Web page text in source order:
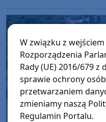
W związku z
Rozporządzenia
Rady (UE) 2016/679 z
sprawie ochrony
przetwarzaniem
zmieniamy naszą
Regulamin Portalu.